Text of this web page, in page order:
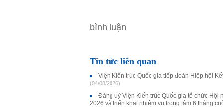
bình luận
Tin tức liên quan
Viện Kiến trúc Quốc gia tiếp đoàn Hiệp hội
(04/08/2026)
Đảng uỷ Viện Kiến trúc Quốc gia tổ chức Hội
2026 và triển khai nhiệm vụ trọng tâm 6 tháng